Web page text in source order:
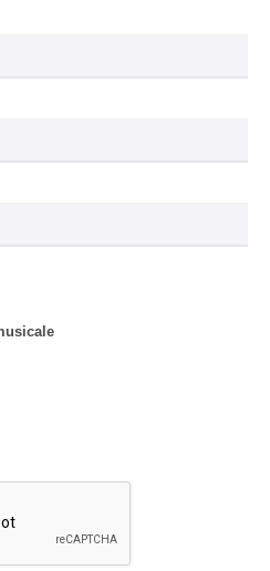
Servant : la
Forget 2026
2026
une tragédie
par des voix